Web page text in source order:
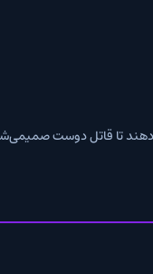
صمیمی‌شان را پیدا کنند.